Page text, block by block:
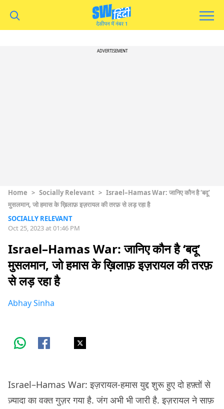
ADVERTISEMENT
Home > Socially Relevant > Israel–Hamas War: जानिए कौन है ‘बदू’
मुसलमान, जो हमास के ख़िलाफ़ इज़रायल की तरफ़ से लड़ रहा है
SOCIALLY RELEVANT
Oct 25, 2023 at 01:46 PM
Israel–Hamas War: जानिए कौन है ‘बदू’
मुसलमान, जो हमास के ख़िलाफ़ इज़रायल की तरफ़
से लड़ रहा है
Abhay Sinha
Israel–Hamas War: इज़रायल-हमास युद्द शुरू हुए दो हफ़्तों से
ज़्यादा का वक्त गुज़र गया है. जंग अभी भी जारी है. इज़रायल ने साफ़